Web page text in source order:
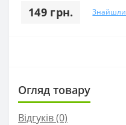
149 грн.
Огляд товару
Відгуків (0)